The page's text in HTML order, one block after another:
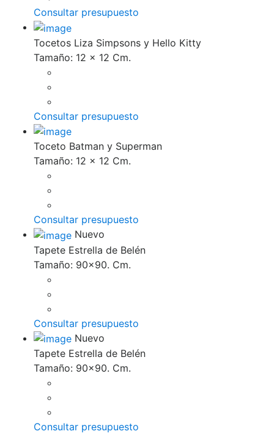
Consultar presupuesto
Tocetos Liza Simpsons y Hello Kitty
Tamaño: 12 x 12 Cm.
Consultar presupuesto
Toceto Batman y Superman
Tamaño: 12 x 12 Cm.
Consultar presupuesto
Nuevo
Tapete Estrella de Belén
Tamaño: 90x90. Cm.
Consultar presupuesto
Nuevo
Tapete Estrella de Belén
Tamaño: 90x90. Cm.
Consultar presupuesto